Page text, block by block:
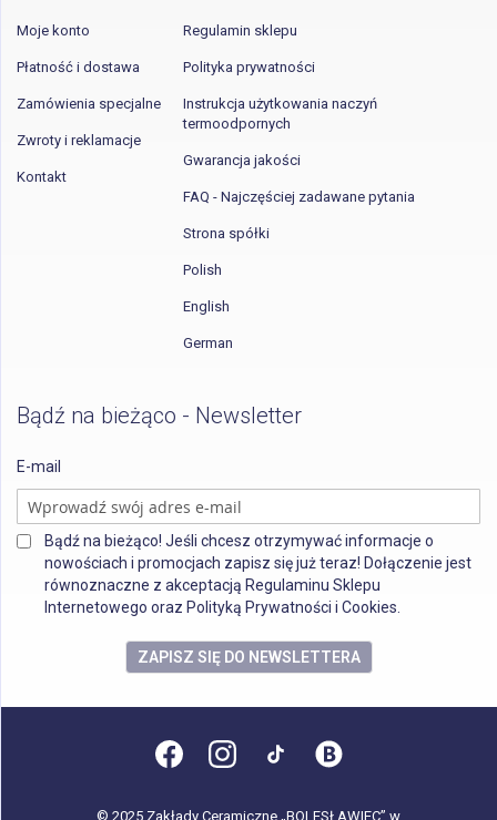
Moje konto
Płatność i dostawa
Zamówienia specjalne
Zwroty i reklamacje
Kontakt
Regulamin sklepu
Polityka prywatności
Instrukcja użytkowania naczyń
termoodpornych
Gwarancja jakości
FAQ - Najczęściej zadawane pytania
Strona spółki
Polish
English
German
Bądź na bieżąco - Newsletter
E-mail
Bądź na bieżąco! Jeśli chcesz otrzymywać informacje o
nowościach i promocjach zapisz się już teraz! Dołączenie jest
równoznaczne z akceptacją Regulaminu Sklepu
Internetowego oraz Polityką Prywatności i Cookies.
ZAPISZ SIĘ DO NEWSLETTERA
© 2025 Zakłady Ceramiczne „BOLESŁAWIEC” w